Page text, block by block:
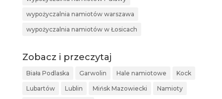
wypożyczalnia namiotów warszawa
wypożyczalnia namiotów w Łosicach
Zobacz i przeczytaj
Biała Podlaska Garwolin Hale namiotowe Kock
Lubartów Lublin Mińsk Mazowiecki Namioty